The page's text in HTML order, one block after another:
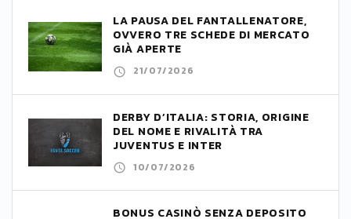
LA PAUSA DEL FANTALLENATORE,
OVVERO TRE SCHEDE DI MERCATO
GIÀ APERTE
21/07/2026
DERBY D’ITALIA: STORIA, ORIGINE
DEL NOME E RIVALITÀ TRA
JUVENTUS E INTER
10/07/2026
BONUS CASINÒ SENZA DEPOSITO